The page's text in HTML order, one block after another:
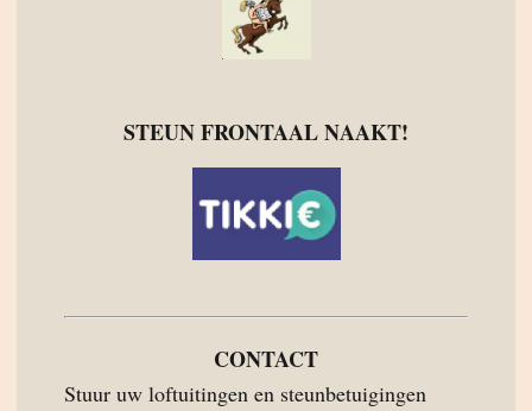
STEUN FRONTAAL NAAKT!
CONTACT
Stuur uw loftuitingen en steunbetuigingen